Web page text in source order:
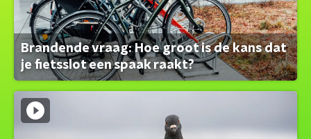
Brandende vraag: Hoe groot is de kans dat
je fietsslot een spaak raakt?